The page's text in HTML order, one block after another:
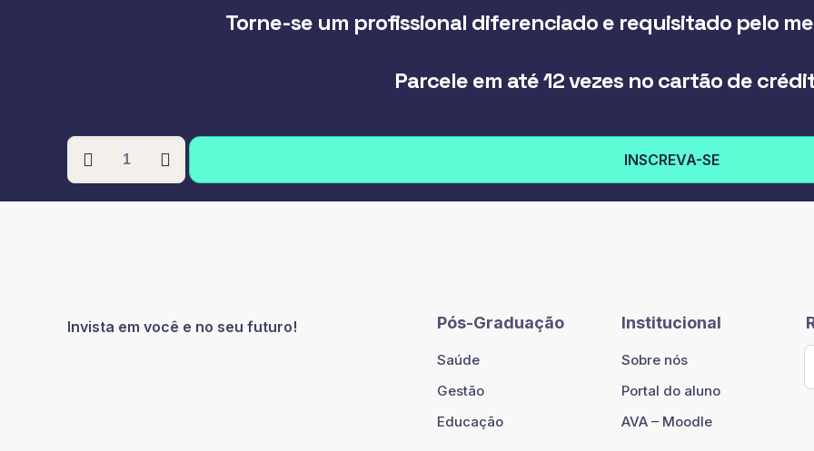
Torne-se um profissional diferenciado e requisitado pelo
Parcele em até 12 vezes no cartão de
PÓS-
GRADUAÇÃO
INSCREVA-SE
Invista em você e no seu futuro! Pós-Graduação
Saúde
Gestão
Educação
Institucional
Sobre nós
Portal do aluno
AVA – Moodle